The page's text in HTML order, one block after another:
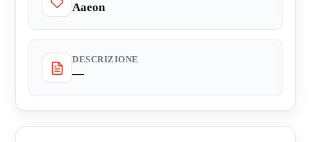
Aaeon
DESCRIZIONE
—